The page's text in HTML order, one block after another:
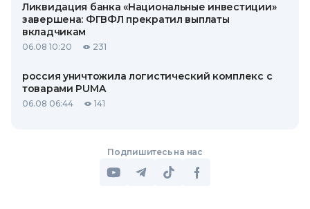
Ликвидация банка «Национальные инвестиции»
завершена: ФГВФЛ прекратил выплаты
вкладчикам
06.08 10:20 231
россия уничтожила логистический комплекс с
товарами PUMA
06.08 06:44 141
Подпишитесь на нас